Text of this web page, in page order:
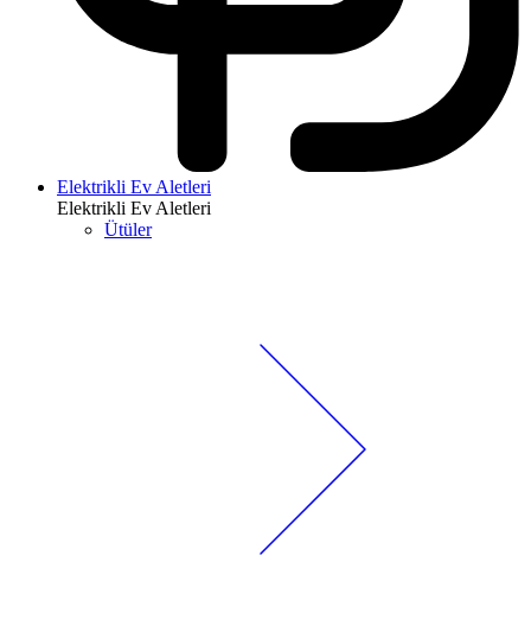
Elektrikli Ev Aletleri
Elektrikli Ev Aletleri
Ütüler